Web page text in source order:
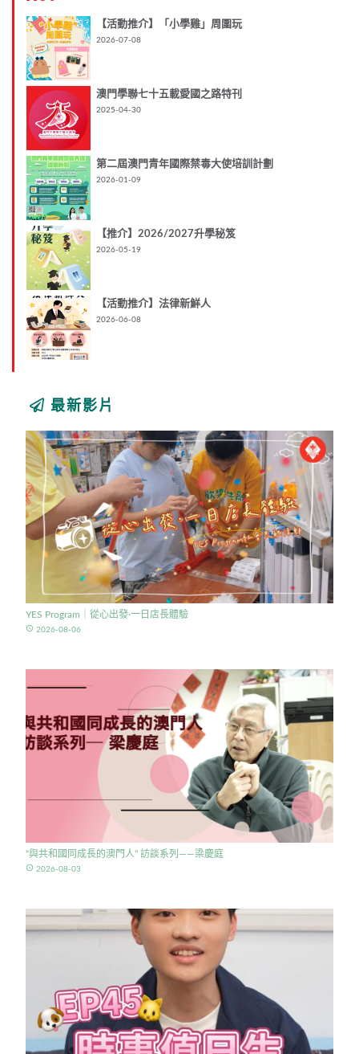
【活動推介】「小學雞」周圍玩
2026-07-08
澳門學聯七十五載愛國之路特刊
2025-04-30
第二屆澳門青年國際禁毒大使培訓計劃
2026-01-09
【推介】2026/2027升學秘笈
2026-05-19
【活動推介】法律新鮮人
2026-06-08
最新影片
YES Program｜從心出發·一日店長體驗
access_time 2026-08-06
“與共和國同成長的澳門人” 訪談系列——梁慶庭
access_time 2026-08-03